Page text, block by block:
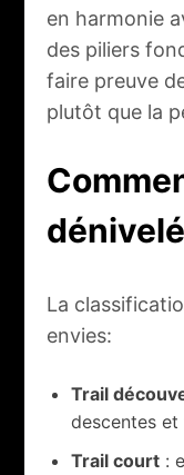
en harmonie
des piliers
faire preuve
plutôt que la
La
envies:
Trail
descentes
Trail court :